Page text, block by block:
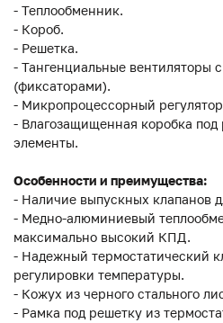
- Теплообменник.
- Короб.
- Решетка.
- Тангенциальные вентиляторы
(фиксаторами).
- Микропроцессорный
- Влагозащищенная коробка под
элементы.
Особенности и преимущества:
- Наличие выпускных клапанов
- Медно-алюминиевый
максимально высокий КПД.
- Надежный термостатический
регулировки температуры.
- Кожух из черного стального
- Рамка под решетку из